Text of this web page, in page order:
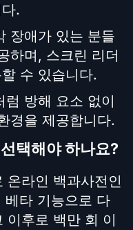
.
장애가 있는 분들
하며, 스크린 리더
수 있습니다.
럼 방해 요소 없이
경을 제공합니다.
택해야 하나요?
온라인 백과사전인
타 기능으로 다
이후로 백만 회 이